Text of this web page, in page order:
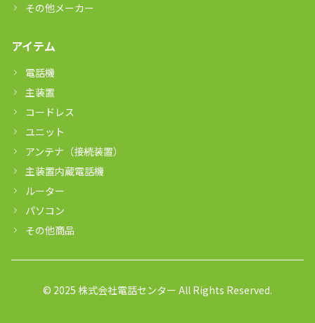
その他メーカー
アイテム
電話機
主装置
コードレス
ユニット
アンテナ（接続装置）
主装置内蔵電話機
ルーター
パソコン
その他商品
© 2025 株式会社電話センター All Rights Reserved.